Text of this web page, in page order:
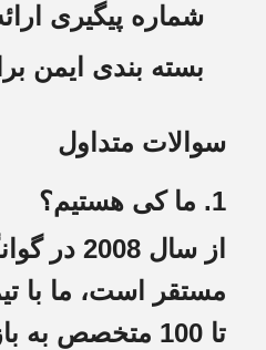
شماره پیگیری
بسته بندی ایمن
سوالات متداول
1. ما کی هستیم؟
از سال
تا 100 متخصص